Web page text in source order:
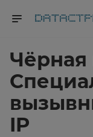
Чёрная
IP